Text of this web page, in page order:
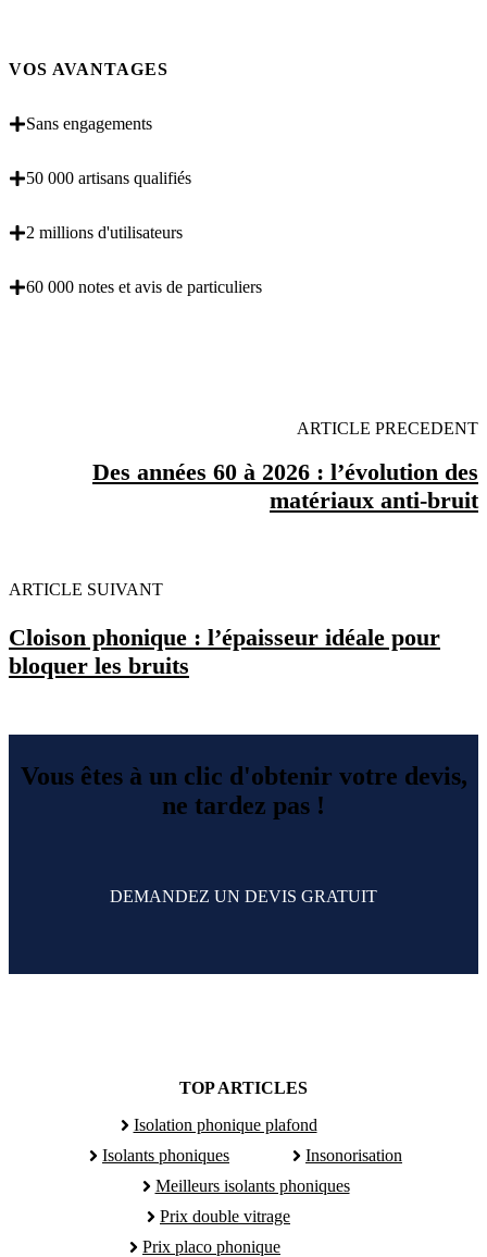
VOS AVANTAGES
Sans engagements
50 000 artisans qualifiés
2 millions d'utilisateurs
60 000 notes et avis de particuliers
ARTICLE PRECEDENT
Des années 60 à 2026 : l’évolution des
matériaux anti-bruit
ARTICLE SUIVANT
Cloison phonique : l’épaisseur idéale pour
bloquer les bruits
Vous êtes à un clic d'obtenir votre devis,
ne tardez pas !
DEMANDEZ UN DEVIS GRATUIT
TOP ARTICLES
Isolation phonique plafond
Isolants phoniques
Insonorisation
Meilleurs isolants phoniques
Prix double vitrage
Prix placo phonique